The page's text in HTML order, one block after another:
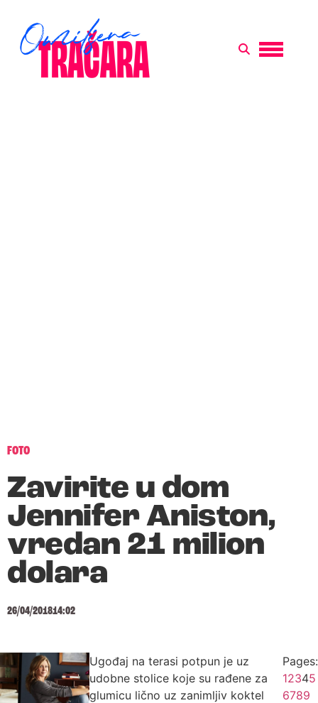
FOTO
Zavirite u dom
Jennifer Aniston,
vredan 21 milion
dolara
26/04/201814:02
Ugođaj na terasi potpun je uz
udobne stolice koje su rađene za
glumicu lično uz zanimljiv koktel
Pages:
12345
6789